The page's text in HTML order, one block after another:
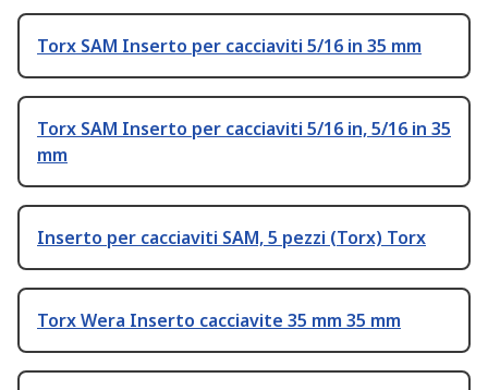
Torx SAM Inserto per cacciaviti 5/16 in 35 mm
Torx SAM Inserto per cacciaviti 5/16 in, 5/16 in 35
mm
Inserto per cacciaviti SAM, 5 pezzi (Torx) Torx
Torx Wera Inserto cacciavite 35 mm 35 mm